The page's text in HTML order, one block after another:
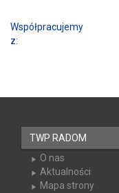
Współpracujemy z:
TWP RADOM
O nas
Aktualności
Mapa strony